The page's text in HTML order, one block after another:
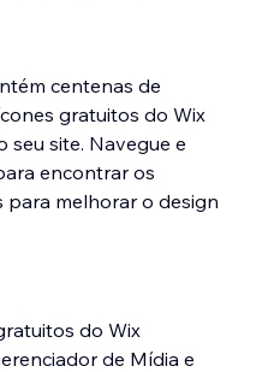
centenas de
gratuitos do Wix
seu site. Navegue e
encontrar os
para melhorar o design
do Wix
de Mídia e